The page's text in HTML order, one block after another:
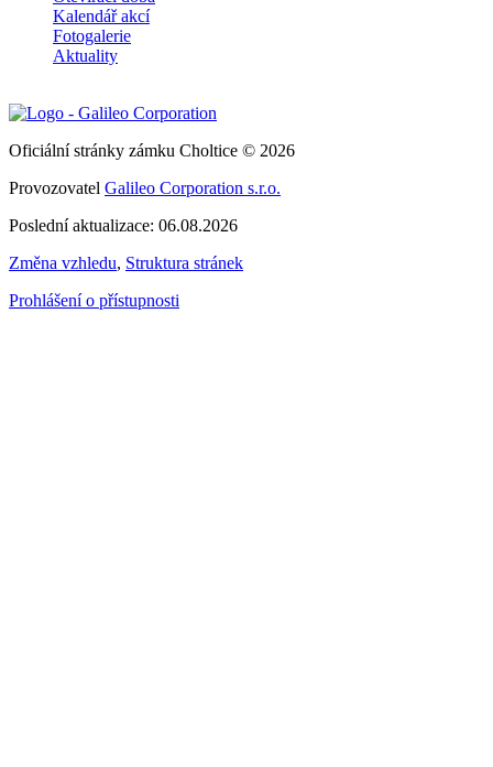
Kalendář akcí
Fotogalerie
Aktuality
Oficiální stránky zámku Choltice © 2026
Provozovatel Galileo Corporation s.r.o.
Poslední aktualizace: 06.08.2026
Změna vzhledu, Struktura stránek
Prohlášení o přístupnosti